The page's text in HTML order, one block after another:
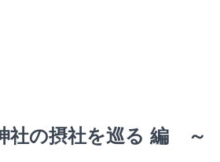
の摂社を巡る 編 ～